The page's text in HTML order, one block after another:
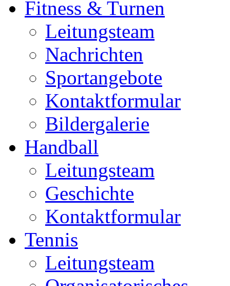
Fitness & Turnen
Leitungsteam
Nachrichten
Sportangebote
Kontaktformular
Bildergalerie
Handball
Leitungsteam
Geschichte
Kontaktformular
Tennis
Leitungsteam